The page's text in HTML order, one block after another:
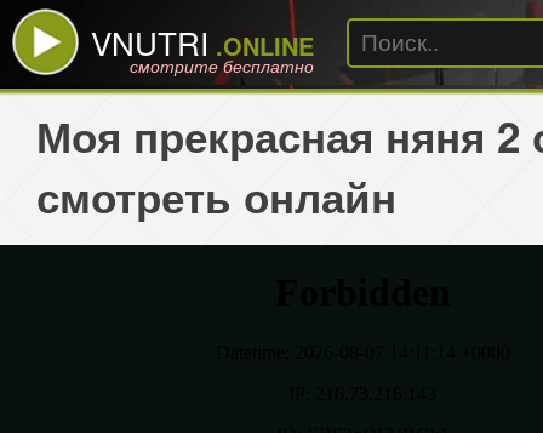
VNUTRI .ONLINE
смотрите бесплатно
Моя прекрасная няня 2
смотреть онлайн